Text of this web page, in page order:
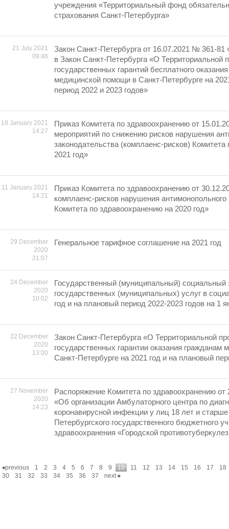
учреждения «Территориальный фонд
страхования Санкт-Петербурга»
21 July 2021
09:48
Закон Санкт-Петербурга от 16.07.2021 № 361-81
в Закон Санкт-Петербурга «О Территориальной
государственных гарантий бесплатного
медицинской помощи в Санкт-Петербурге на
период 2022 и 2023 годов»
18 January 2021
14:27
Приказ Комитета по здравоохранению от
мероприятий по снижению рисков нарушения
законодательства (комплаенс-рисков)
2021 год»
11 January 2021
14:21
Приказ Комитета по здравоохранению от
комплаенс-рисков нарушения антимонопольного
Комитета по здравоохранению на 2020 год»
29 December
2020
21:07
Генеральное тарифное соглашение на 2021 год
24 December
2020
10:02
Государственный (муниципальный) социальный
государственных (муниципальных) услуг в
год и на плановый период 2022-2023 годов на 1
22 December
2020
13:00
Закон Санкт-Петербурга «О Территориальной
государственных гарантии оказания
Санкт-Петербурге на 2021 год и на плановый
27 November
2020
14:23
Распоряжение Комитета по здравоохранению
«Об организации Амбулаторного центра по
коронавирусной инфекции у лиц 18 лет и
Петербургского государственного бюджетного
здравоохранения «Городской
previous 1 2 3 4 5 6 7 8 9 10 11 12 13 14 15 16 17
18
30
31 32 33 34 35 36 37 next